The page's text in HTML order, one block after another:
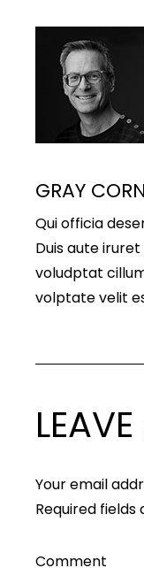
GRAY
Qui officia
Duis aute
voludptat
volptate velit
Your email
Required
Comment